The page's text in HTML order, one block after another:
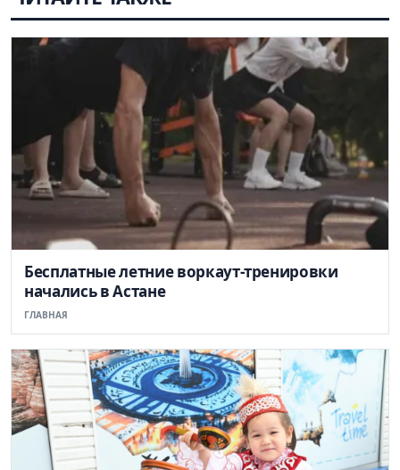
Бесплатные летние воркаут-тренировки
начались в Астане
ГЛАВНАЯ